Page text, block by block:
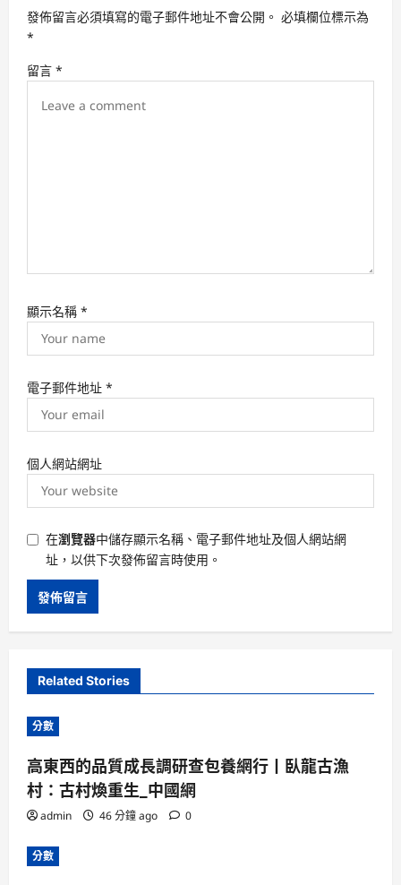
a
t
i
發佈留言必須填寫的電子郵件地址不會公開。 必填欄位標示為
*
留言 *
顯示名稱 *
電子郵件地址 *
個人網站網址
在瀏覽器中儲存顯示名稱、電子郵件地址及個人網站網
址，以供下次發佈留言時使用。
Related Stories
分數
高東西的品質成長調研查包養網行丨臥龍古漁
村：古村煥重生_中國網
admin 46 分鐘 ago 0
分數